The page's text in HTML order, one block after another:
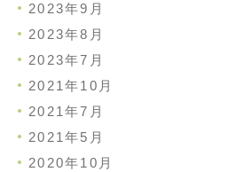
2023年9月
2023年8月
2023年7月
2021年10月
2021年7月
2021年5月
2020年10月